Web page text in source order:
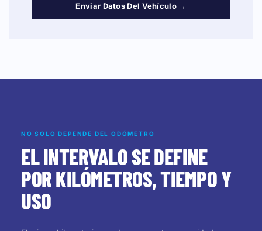
Enviar Datos Del Vehículo →
NO SOLO DEPENDE DEL ODÓMETRO
EL INTERVALO SE DEFINE
POR KILÓMETROS, TIEMPO Y
USO